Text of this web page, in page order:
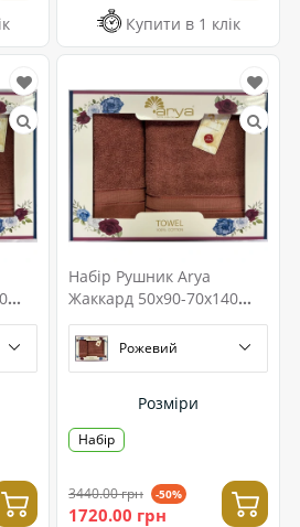
Купити в 1 клік
Набір Рушник Arya
Жаккард 50x90-70x140
Elena
Рожевий
Розміри
Набір
3440.00 грн -50%
1720.00 грн